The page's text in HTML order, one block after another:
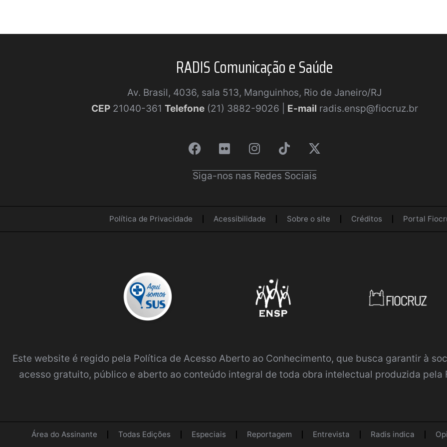
RADIS Comunicação e Saúde
Av. Brasil, 4036, sala 513, Manguinhos, Rio de Janeiro/RJ
CEP21040-361 Telefone(21) 3882-9026 | E-mail radis.ensp@fiocruz.br
Siga-nos nas Redes Sociais
Política de Privacidade Acessibilidade Sobre o site Créditos Portal
Este website é regido pela Política de Acesso Aberto ao Conhecimento, que busca garantir à
acesso gratuito, público e aberto ao conteúdo integral de toda obra intelectual produzida pela
Área do Assinante Todas Edições Especiais Reportagem Entrevista Radis indica